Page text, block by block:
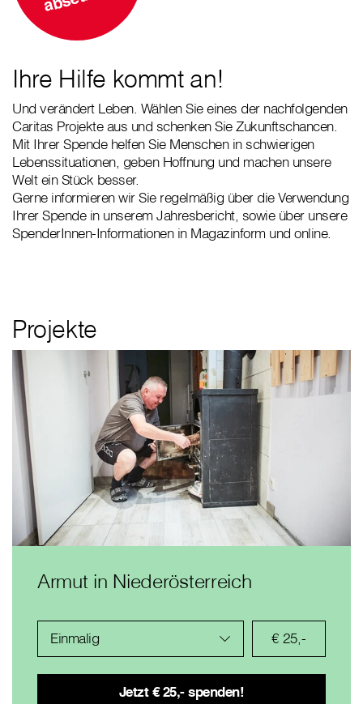
Ihre Hilfe kommt an!
Und verändert Leben. Wählen Sie eines der nachfolgenden
Caritas Projekte aus und schenken Sie Zukunftschancen.
Mit Ihrer Spende helfen Sie Menschen in schwierigen
Lebenssituationen, geben Hoffnung und machen unsere
Welt ein Stück besser.
Gerne informieren wir Sie regelmäßig über die Verwendung
Ihrer Spende in unserem Jahresbericht, sowie über unsere
SpenderInnen-Informationen in Magazinform und online.
Projekte
Armut in Niederösterreich
Einmalig